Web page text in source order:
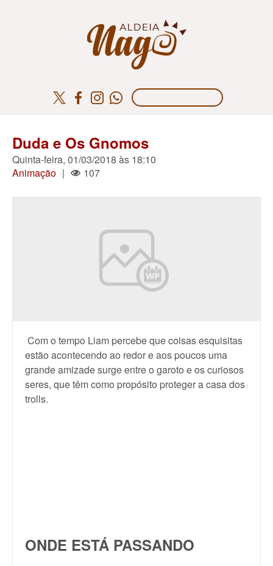
Duda e Os Gnomos
Quinta-feira, 01/03/2018 às 18:10
Animação | 107
Com o tempo Liam percebe que coisas esquisitas
estão acontecendo ao redor e aos poucos uma
grande amizade surge entre o garoto e os curiosos
seres, que têm como propósito proteger a casa dos
trolls.
ONDE ESTÁ PASSANDO